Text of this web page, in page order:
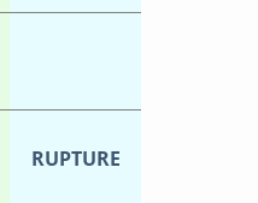
RUPTURE